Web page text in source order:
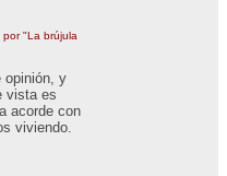
por "La brújula
opinión, y
vista es
acorde con
viviendo.